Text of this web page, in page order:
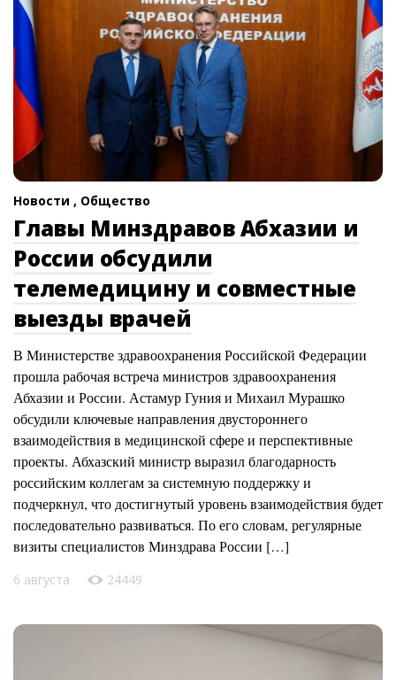
Новости , Общество
Главы Минздравов Абхазии и
России обсудили
телемедицину и совместные
выезды врачей
В Министерстве здравоохранения Российской Федерации
прошла рабочая встреча министров здравоохранения
Абхазии и России. Астамур Гуния и Михаил Мурашко
обсудили ключевые направления двустороннего
взаимодействия в медицинской сфере и перспективные
проекты. Абхазский министр выразил благодарность
российским коллегам за системную поддержку и
подчеркнул, что достигнутый уровень взаимодействия будет
последовательно развиваться. По его словам, регулярные
визиты специалистов Минздрава России […]
6 августа 24449